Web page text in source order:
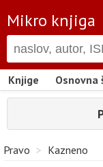
Mikro knjiga
Knjige Osnovna
Pravo > Kazneno